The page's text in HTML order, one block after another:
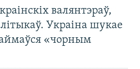
валянтэраў,
Украіна шукае
«чорным